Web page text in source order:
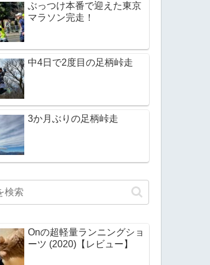
ぶっつけ本番で迎えた東京
マラソン完走！
中4日で2度目の足柄峠走
3か月ぶりの足柄峠走
Onの超軽量ランニングショ
ーツ (2020)【レビュー】